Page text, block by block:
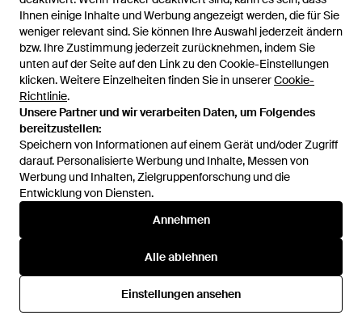
Ihnen einige Inhalte und Werbung angezeigt werden, die für Sie
weniger relevant sind. Sie können Ihre Auswahl jederzeit ändern
bzw. Ihre Zustimmung jederzeit zurücknehmen, indem Sie
unten auf der Seite auf den Link zu den Cookie-Einstellungen
klicken. Weitere Einzelheiten finden Sie in unsererCookie-
Richtlinie.
Unsere Partner und wir verarbeiten Daten, um Folgendes
bereitzustellen:
Speichern von Informationen auf einem Gerät und/oder Zugriff
darauf. Personalisierte Werbung und Inhalte, Messen von
Werbung und Inhalten, Zielgruppenforschung und die
Entwicklung von Diensten.
Annehmen
Alle ablehnen
Einstellungen ansehen
Ihnen einige Inhalte und Werbung angezeigt werden, die für Sie
weniger relevant sind. Sie können Ihre Auswahl jederzeit ändern
bzw. Ihre Zustimmung jederzeit zurücknehmen, indem Sie
unten auf der Seite auf den Link zu den Cookie-Einstellungen
klicken. Weitere Einzelheiten finden Sie in unsererCookie-
Richtlinie.
Unsere Partner und wir verarbeiten Daten, um Folgendes
bereitzustellen:
Speichern von Informationen auf einem Gerät und/oder Zugriff
darauf. Personalisierte Werbung und Inhalte, Messen von
Werbung und Inhalten, Zielgruppenforschung und die
Entwicklung von Diensten.
Annehmen
Alle ablehnen
Einstellungen ansehen
139 €104,25 €
Timex
Analoguhr Chicago - Blau
Von
ABOUT YOU
SALE
289 €
Timex
Analoguhr - Grau
Von
ABOUT YOU